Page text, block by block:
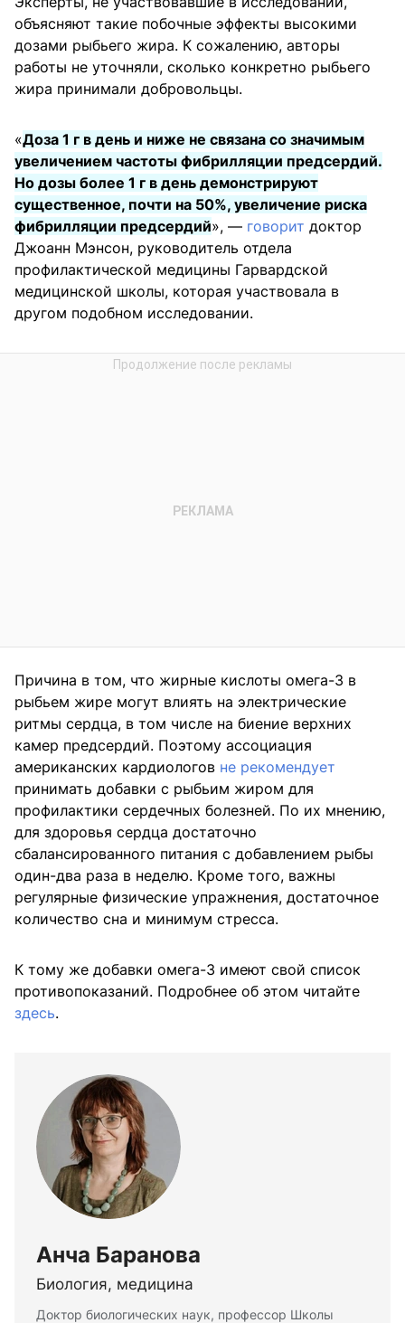
объясняют такие побочные эффекты высокими
дозами рыбьего жира. К сожалению, авторы
работы не уточняли, сколько конкретно рыбьего
жира принимали добровольцы.
«Доза 1 г в день и ниже не связана со значимым
увеличением частоты фибрилляции предсердий.
Но дозы более 1 г в день демонстрируют
существенное, почти на 50%, увеличение риска
фибрилляции предсердий», — говорит доктор
Джоанн Мэнсон, руководитель отдела
профилактической медицины Гарвардской
медицинской школы, которая участвовала в
другом подобном исследовании.
Причина в том, что жирные кислоты омега-3 в
рыбьем жире могут влиять на электрические
ритмы сердца, в том числе на биение верхних
камер предсердий. Поэтому ассоциация
американских кардиологов не рекомендует
принимать добавки с рыбьим жиром для
профилактики сердечных болезней. По их мнению,
для здоровья сердца достаточно
сбалансированного питания с добавлением рыбы
один-два раза в неделю. Кроме того, важны
регулярные физические упражнения, достаточное
количество сна и минимум стресса.
К тому же добавки омега-3 имеют свой список
противопоказаний. Подробнее об этом читайте
здесь.
Анча Баранова
Биология, медицина
Доктор биологических наук, профессор Школы